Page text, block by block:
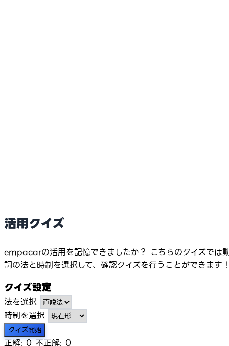
活用クイズ
empacarの活用を記憶できましたか？ こちらのクイズでは
詞の法と時制を選択して、確認クイズを行うことができます
クイズ設定
法を選択
時制を選択
クイズ開始
正解:0 不正解: 0